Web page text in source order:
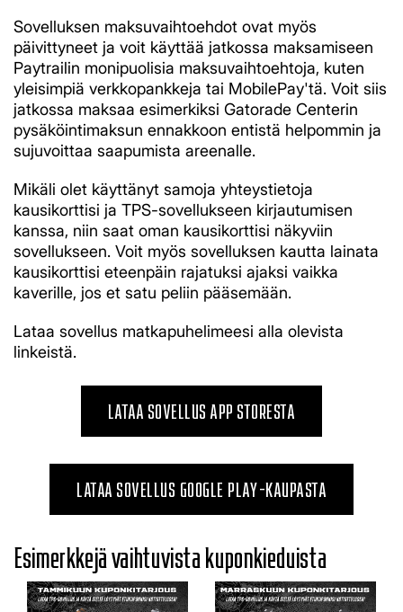
Sovelluksen maksuvaihtoehdot ovat myös
päivittyneet ja voit käyttää jatkossa maksamiseen
Paytrailin monipuolisia maksuvaihtoehtoja, kuten
yleisimpiä verkkopankkeja tai MobilePay'tä. Voit siis
jatkossa maksaa esimerkiksi Gatorade Centerin
pysäköintimaksun ennakkoon entistä helpommin ja
sujuvoittaa saapumista areenalle.
Mikäli olet käyttänyt samoja yhteystietoja
kausikorttisi ja TPS-sovellukseen kirjautumisen
kanssa, niin saat oman kausikorttisi näkyviin
sovellukseen. Voit myös sovelluksen kautta lainata
kausikorttisi eteenpäin rajatuksi ajaksi vaikka
kaverille, jos et satu peliin pääsemään.
Lataa sovellus matkapuhelimeesi alla olevista
linkeistä.
LATAA SOVELLUS APP STORESTA
LATAA SOVELLUS GOOGLE PLAY -KAUPASTA
Esimerkkejä vaihtuvista kuponkieduista